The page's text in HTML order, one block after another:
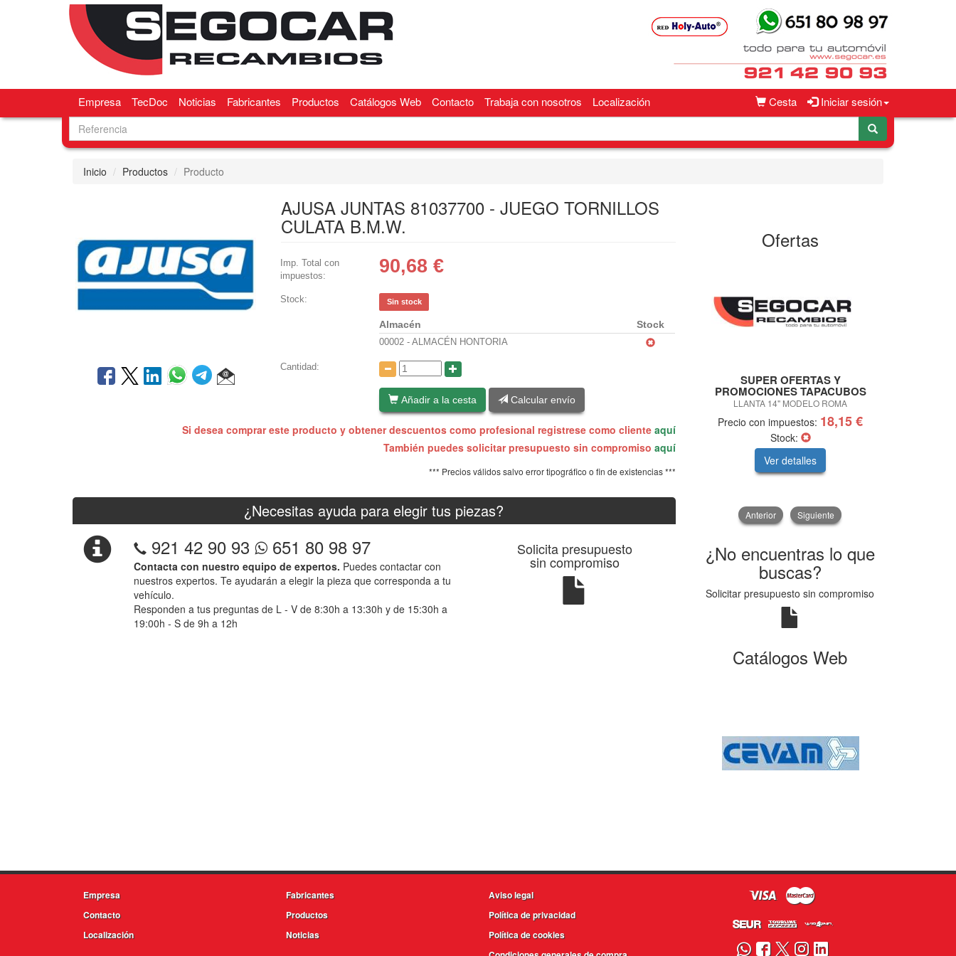
Cesta Iniciar sesión
Empresa TecDoc Noticias Fabricantes Productos Catálogos Web Contacto Trabaja con nosotros Localización
Inicio Productos Producto
AJUSA JUNTAS 81037700 - JUEGO TORNILLOS
CULATA B.M.W.
Imp. Total con
impuestos:
90,68 €
Stock: Sin stock
Almacén Stock
00002 - ALMACÉN HONTORIA
Cantidad:
Añadir a la cesta Calcular envío
Si desea comprar este producto y obtener descuentos como profesional registrese como cliente aquí
También puedes solicitar presupuesto sin compromiso aquí
*** Precios válidos salvo error tipográfico o fin de existencias ***
¿Necesitas ayuda para elegir tus piezas?
921 42 90 93 651 80 98 97
Contacta con nuestro equipo de expertos. Puedes contactar con
nuestros expertos. Te ayudarán a elegir la pieza que corresponda a tu
vehículo.
Responden a tus preguntas de L - V de 8:30h a 13:30h y de 15:30h a
19:00h - S de 9h a 12h
Solicita presupuesto
sin compromiso
Ofertas
SUPER OFERTAS Y
PROMOCIONES TAPACUBOS
LLANTA 14" MODELO ROMA
Precio con impuestos: 18,15 €
Stock:
Ver detalles
Anterior Siguiente
¿No encuentras lo que
buscas?
Solicitar presupuesto sin compromiso
Catálogos Web
Empresa
Contacto
Localización
Fabricantes
Productos
Noticias
Aviso legal
Política de privacidad
Política de cookies